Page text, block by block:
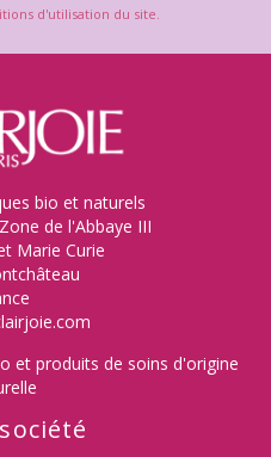
d'utilisation du site.
bio et naturels
de l'Abbaye III
Marie Curie
et produits de soins d'origine